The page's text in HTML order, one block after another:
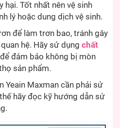
hại. Tốt nhất nên vệ sinh
lý hoặc dung dịch vệ sinh.
để làm trơn bao, tránh gây
hệ. Hãy sử dụng chất
để đảm bảo không bị mòn
sản phẩm.
Yeain Maxman cần phải sử
hãy đọc kỹ hướng dẫn sử